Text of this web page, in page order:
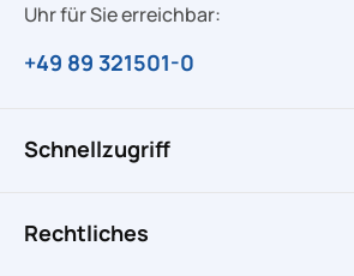
Uhr für Sie erreichbar:
+49 89 321501-0
Schnellzugriff
Rechtliches